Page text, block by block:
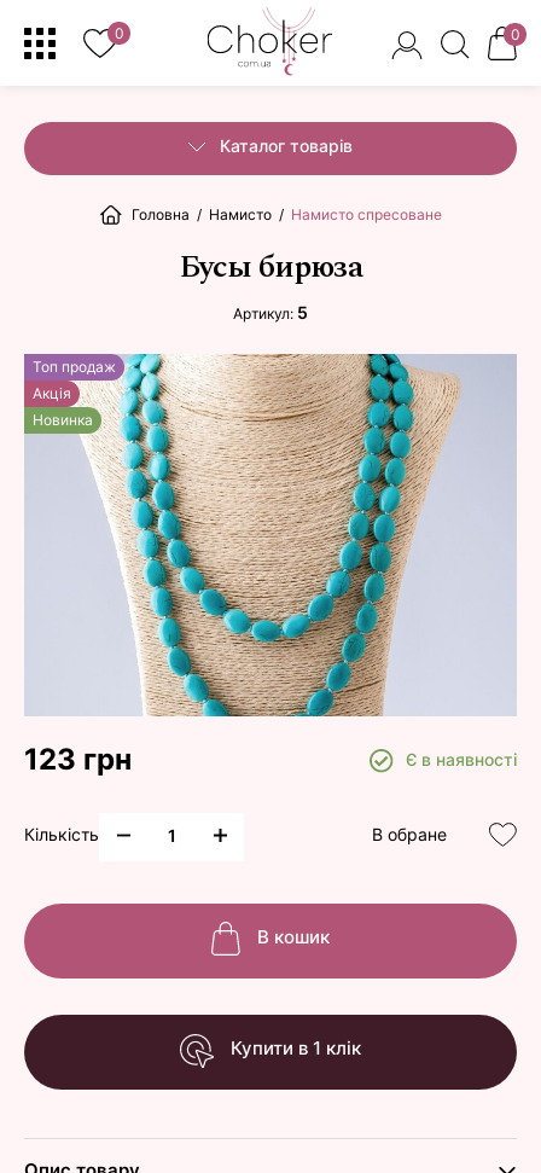
0 0
Каталог товарів
Головна / Намисто / Намисто спресоване
Бусы бирюза
Артикул: 5
Топ продаж
Акція
Новинка
123 грн Є в наявності
Кількість В обране
В кошик
Купити в 1 клік